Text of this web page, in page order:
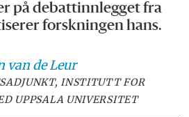
på debattinnlegget fra
forskningen hans.
van de Leur
INSTITUTT FOR
UPPSALA UNIVERSITET